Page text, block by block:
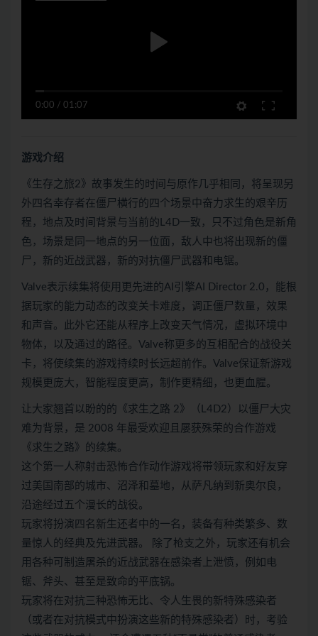
0:00 / 01:07
游戏介绍
《生存之旅2》故事发生的时间与原作几乎相同，将呈现另
外四名幸存者在僵尸横行的四个场景中奋力求生的艰辛历
程，地点及时间背景与当前的L4D一致，只不过角色是新角
色，场景是同一地点的另一位面，敌人中也将出现新的僵
尸，新的近战武器，新的对抗僵尸武器和电锯。
Valve表示续集将使用更先进的AI引擎AI Director 2.0，能根
据玩家的能力动态的改变关卡难度，调正僵尸数量，效果
和声音。此外它还能从程序上改变天气情况，虚拟环境中
物体，以及通过的路径。Valve称更多的互相配合的战役关
卡，将使续集的游戏持续时长远超前作。Valve保证新游戏
规模更庞大，智能程度更高，制作更精细，也更血腥。
让大家翘首以盼的的《求生之路 2》（L4D2）以僵尸大灾
难为背景，是 2008 年最受欢迎且屡获殊荣的合作游戏
《求生之路》的续集。
这个第一人称射击恐怖合作动作游戏将带领玩家和好友穿
过美国南部的城市、沼泽和墓地，从萨凡纳到新奥尔良，
沿途经过五个漫长的战役。
玩家将扮演四名新生还者中的一名，装备有种类繁多、数
量惊人的经典及先进武器。 除了枪支之外，玩家还有机会
用各种可制造屠杀的近战武器在感染者上泄愤，例如电
锯、斧头、甚至是致命的平底锅。
玩家将在对抗三种恐怖无比、令人生畏的新特殊感染者
（或者在对抗模式中扮演这些新的特殊感染者）时，考验